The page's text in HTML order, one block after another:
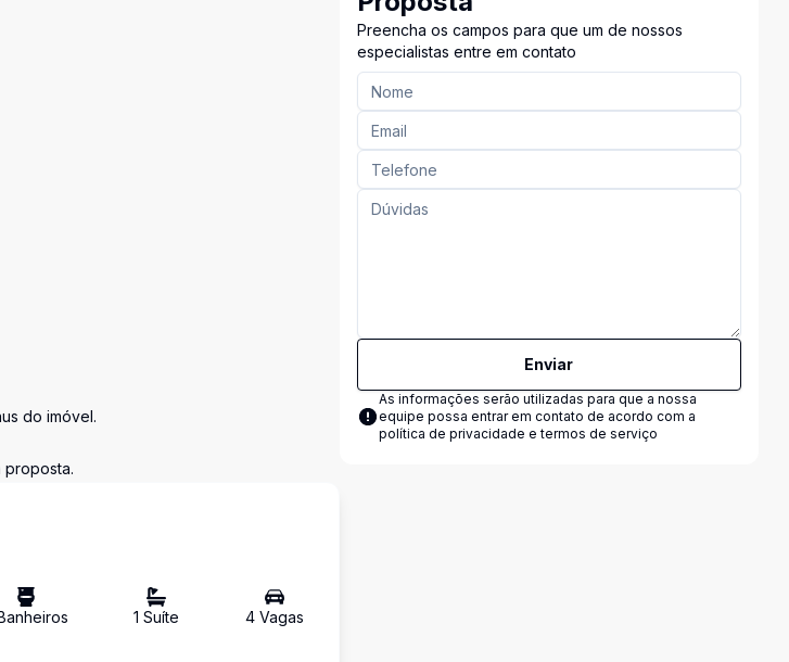
do imóvel.
proposta.
s 1 Suíte 4Vagas
Preencha os campos para que um de nossos
especialistas entre em contato
Enviar
As informações serão utilizadas para que a nossa
equipe possa entrar em contato de acordo com a
política de privacidade e termos de serviço